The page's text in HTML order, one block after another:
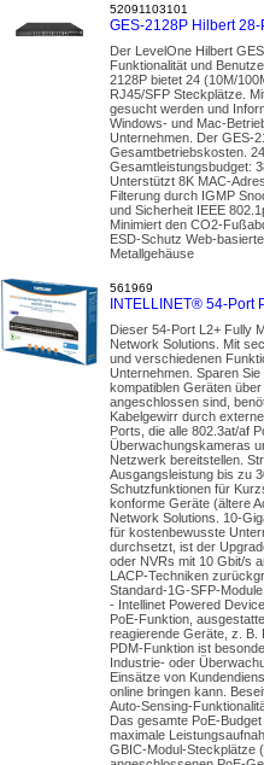
52091103101
GES-2128P Hilbert
Der LevelOne Hilbert
Funktionalität und
2128P bietet 24 (10M/
RJ45/SFP Steckplätze.
gesucht werden und
Windows- und Mac-
Unternehmen. Der GES-
Gesamtbetriebskosten.
Gesamtleistungsbudget:
Unterstützt 8K MAC-
Filterung durch IGMP
und Sicherheit IEEE
Minimiert den CO2-
ESD-Schutz Web-
Metallgehäuse
561969
INTELLINET® 54-Port
Dieser 54-Port L2+ Fully
Network Solutions. Mit
und verschiedenen
Unternehmen. Sparen
kompatiblen Geräten
angeschlossen sind,
Kabelgewirr durch
Ports, die alle 802.3at/af
Überwachungskameras
Netzwerk bereitstellen.
Ausgangsleistung bis zu
Schutzfunktionen für
konforme Geräte (ältere
Network Solutions. 10-
für kostenbewusste
durchsetzt, ist der
oder NVRs mit 10 Gbit/s
LACP-Techniken
Standard-1G-SFP-
- Intellinet Powered
PoE-Funktion,
reagierende Geräte, z. B.
PDM-Funktion ist
Industrie- oder
Einsätze von
online bringen kann.
Auto-Sensing-
Das gesamte PoE-
maximale
GBIC-Modul-Steckplätze